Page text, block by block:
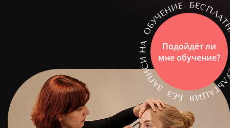
Подойдёт ли
мне обучение?